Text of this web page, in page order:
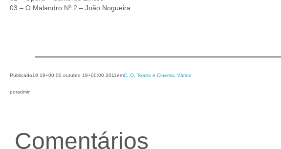
03 – O Malandro Nº 2 – João Nogueira
Publicado19 19+00:00 outubro 19+00:00 2011emC O Teatro e Cinema Vários
poradmin
Comentários